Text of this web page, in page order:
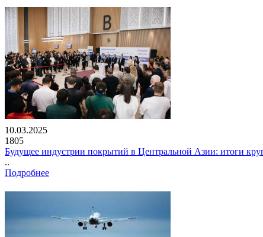
10.03.2025
1805
Будущее индустрии покрытий в Центральной Азии: итоги
..
Подробнее